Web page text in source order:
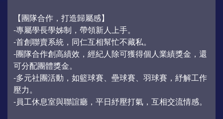
【團隊合作，打造歸屬感】
-專屬學長學姊制，帶領新人上手。
-首創聯賣系統，同仁互相幫忙不藏私。
-團隊合作創高績效，經紀人除可獲得個人業績獎金，還
可分配團體獎金。
-多元社團活動，如籃球賽、壘球賽、羽球賽，紓解工作
壓力。
-員工休息室與聯誼廳，平日紓壓打氣，互相交流情感。